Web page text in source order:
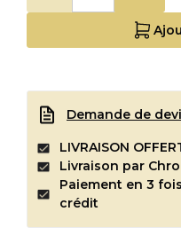
Demande de
LIVRAISON
Livraison par
Paiement en 3
crédit